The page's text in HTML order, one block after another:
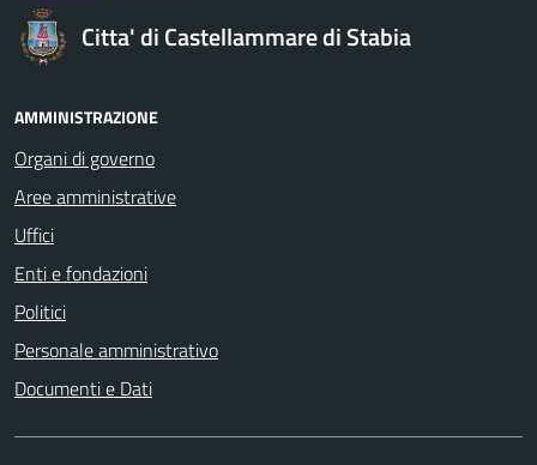
Citta' di Castellammare di Stabia
AMMINISTRAZIONE
Organi di governo
Aree amministrative
Uffici
Enti e fondazioni
Politici
Personale amministrativo
Documenti e Dati